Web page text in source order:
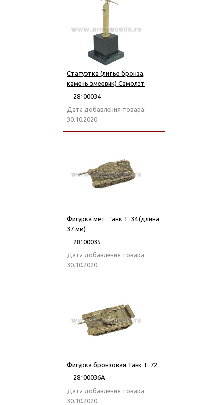
Статуэтка (литье бронза,
камень змеевик) Самолет
28100034
Дата добавления товара:
30.10.2020
Фигурка мет. Танк Т-34 (длина
37 мм)
28100035
Дата добавления товара:
30.10.2020
Фигурка бронзовая Танк Т-72
28100036А
Дата добавления товара:
30.10.2020